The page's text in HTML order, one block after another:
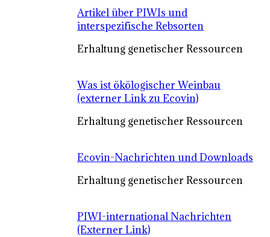
Artikel über PIWIs und
interspezifische Rebsorten
Erhaltung genetischer Ressourcen
Was ist ökölogischer Weinbau
(externer Link zu Ecovin)
Erhaltung genetischer Ressourcen
Ecovin-Nachrichten und Downloads
Erhaltung genetischer Ressourcen
PIWI-international Nachrichten
(Externer Link)